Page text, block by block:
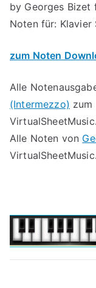
by Georges Bizet
Noten für: Klavier
zum Noten
Alle
(Intermezzo) zum
VirtualSheetMusic.
Alle Noten von
VirtualSheetMusic.